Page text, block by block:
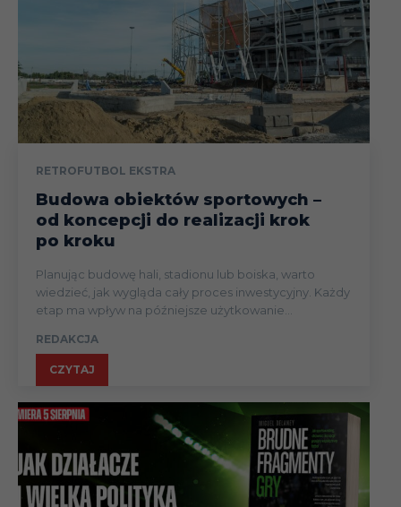
RETROFUTBOL EKSTRA
Budowa obiektów sportowych –
od koncepcji do realizacji krok
po kroku
Planując budowę hali, stadionu lub boiska, warto
wiedzieć, jak wygląda cały proces inwestycyjny. Każdy
etap ma wpływ na późniejsze użytkowanie...
REDAKCJA
CZYTAJ